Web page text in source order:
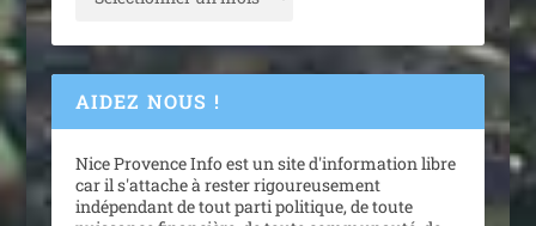
AIDEZ NOUS !
Nice Provence Info est un site d'information libre
car il s'attache à rester rigoureusement
indépendant de tout parti politique, de toute